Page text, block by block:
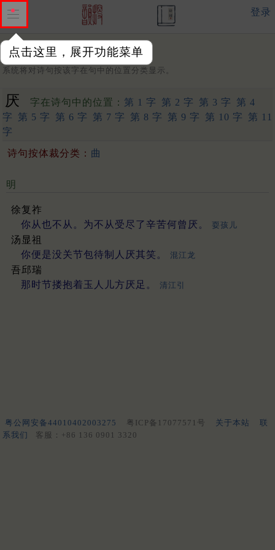
点击这里，展开功能菜单
登录
字：
系统将对诗句按该字在句中的位置分类显示。
厌 字在诗句中的位置： 第 1 字 第 2 字 第 3 字
第 4
字
第 5 字 第 6 字 第 7 字 第 8 字 第 9 字 第 10 字
第 11
字
诗句按体裁分类： 曲
明
徐复祚
你从也不从。为不从受尽了辛苦何曾厌。
耍孩儿
汤显祖
你便是没关节包待制人厌其笑。
混江龙
吾邱瑞
那时节搂抱着玉人儿方厌足。
清江引
粤公网安备44010402003275 粤ICP备17077571号 关于本站
联
系我们
客服：+86 136 0901 3320